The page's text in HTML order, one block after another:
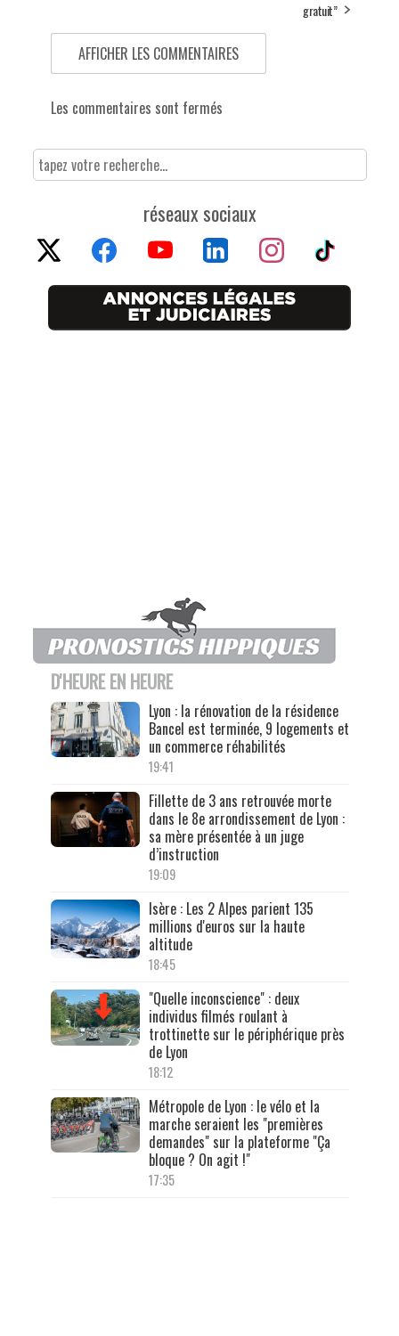
gratuit”
AFFICHER LES COMMENTAIRES
Les commentaires sont fermés
réseaux sociaux
D'HEURE EN HEURE
Lyon : la rénovation de la résidence
Bancel est terminée, 9 logements et
un commerce réhabilités
19:41
Fillette de 3 ans retrouvée morte
dans le 8e arrondissement de Lyon :
sa mère présentée à un juge
d’instruction
19:09
Isère : Les 2 Alpes parient 135
millions d'euros sur la haute
altitude
18:45
"Quelle inconscience" : deux
individus filmés roulant à
trottinette sur le périphérique près
de Lyon
18:12
Métropole de Lyon : le vélo et la
marche seraient les "premières
demandes" sur la plateforme "Ça
bloque ? On agit !"
17:35